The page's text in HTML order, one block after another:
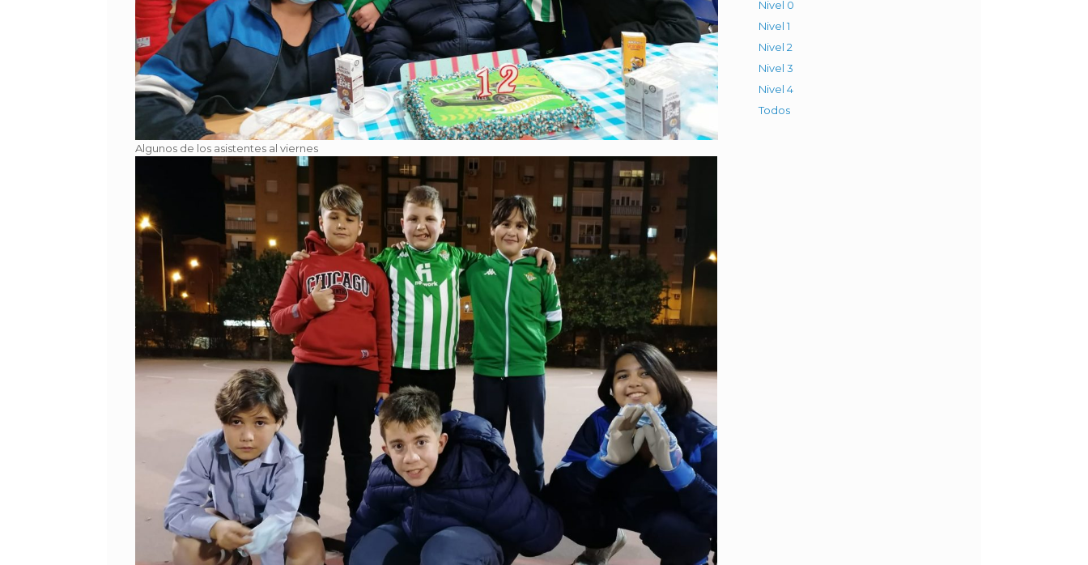
Algunos de los asistentes al viernes
Nivel 0
Nivel 1
Nivel 2
Nivel 3
Nivel 4
Todos